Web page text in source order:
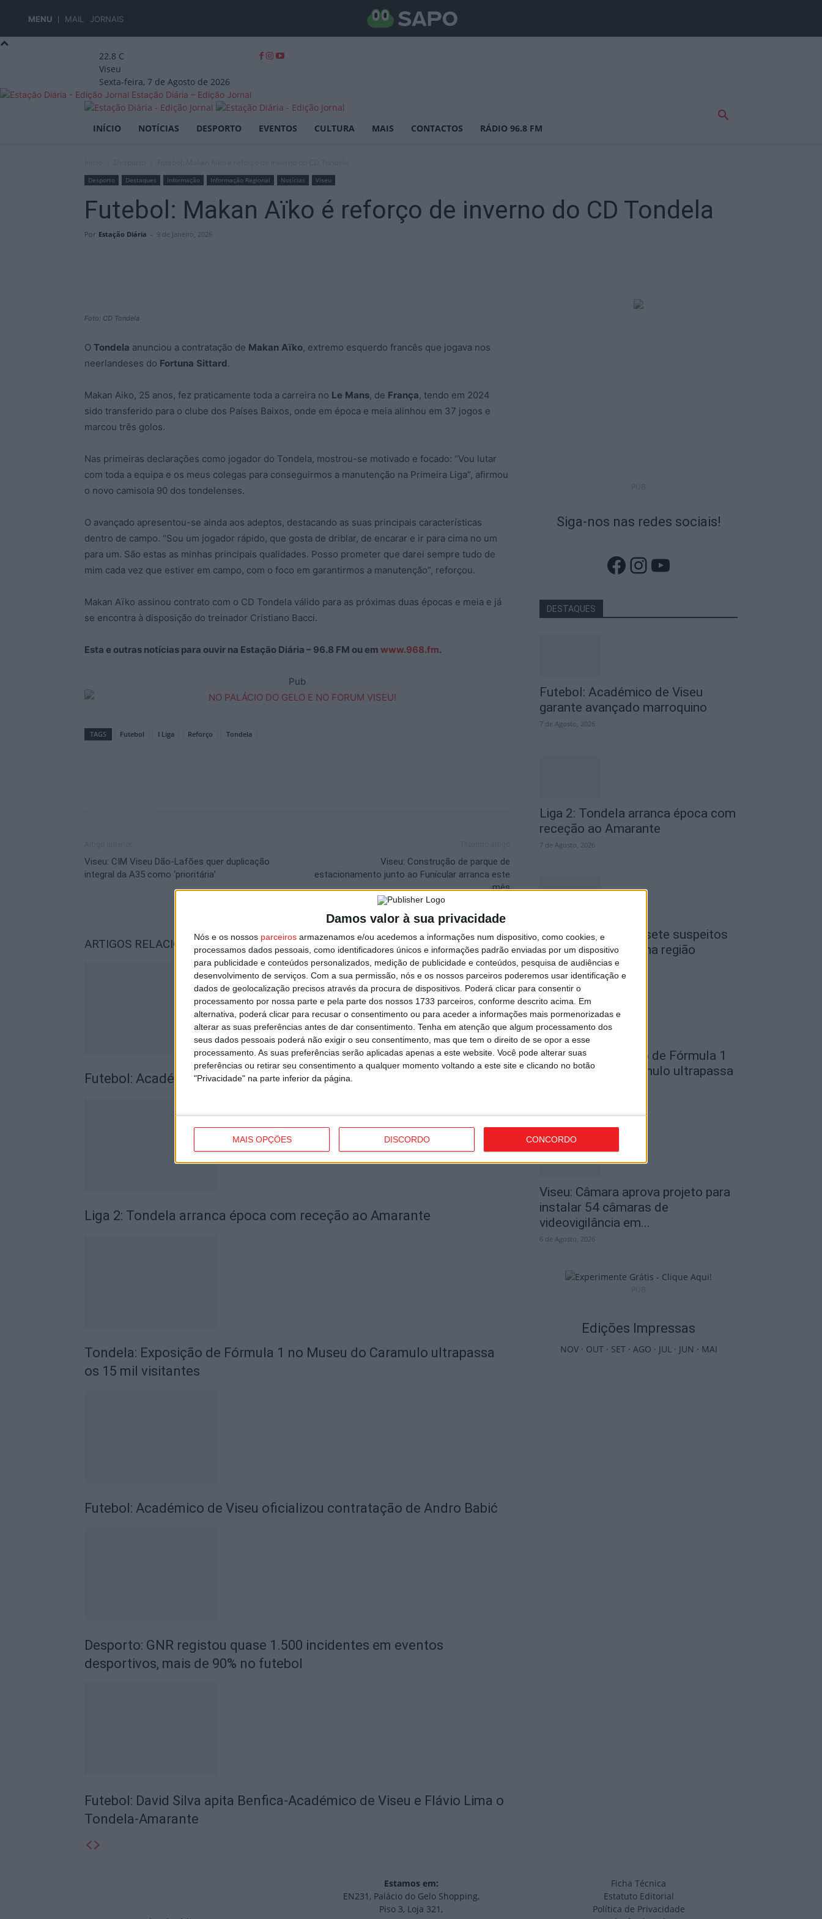
Damos valor à sua privacidade
Nós e os nossos parceiros armazenamos e/ou acedemos a informações num dispositivo, como cookies, e
processamos dados pessoais, como identificadores únicos e informações padrão enviadas por um dispositivo
para publicidade e conteúdos personalizados, medição de publicidade e conteúdos, pesquisa de audiências e
desenvolvimento de serviços. Com a sua permissão, nós e os nossos parceiros poderemos usar identificação e
dados de geolocalização precisos através da procura de dispositivos. Poderá clicar para consentir o
processamento por nossa parte e pela parte dos nossos 1733 parceiros, conforme descrito acima. Em
alternativa, poderá clicar para recusar o consentimento ou para aceder a informações mais pormenorizadas e
alterar as suas preferências antes de dar consentimento. Tenha em atenção que algum processamento dos
seus dados pessoais poderá não exigir o seu consentimento, mas que tem o direito de se opor a esse
processamento. As suas preferências serão aplicadas apenas a este website. Você pode alterar suas
preferências ou retirar seu consentimento a qualquer momento voltando a este site e clicando no botão
"Privacidade" na parte inferior da página.
MAIS OPÇÕES DISCORDO CONCORDO
MENU MAIL JORNAIS
22.8 C
Viseu
Sexta-feira, 7 de Agosto de 2026
Estação Diária – Edição Jornal
INÍCIO NOTÍCIAS DESPORTO EVENTOS CULTURA MAIS CONTACTOS RÁDIO 96.8 FM
Desporto Destaques Informação Informação Regional Notícias Viseu
Futebol: Makan Aïko é reforço de inverno do CD Tondela
Por Estação Diária - 9 de Janeiro, 2026
Foto: CD Tondela
O Tondela anunciou a contratação de Makan Aïko, extremo esquerdo francês que jogava nos
neerlandeses do Fortuna Sittard.
Makan Aiko, 25 anos, fez praticamente toda a carreira no Le Mans, de França, tendo em 2024
sido transferido para o clube dos Países Baixos, onde em época e meia alinhou em 37 jogos e
marcou três golos.
Nas primeiras declarações como jogador do Tondela, mostrou-se motivado e focado: “Vou lutar
com toda a equipa e os meus colegas para conseguirmos a manutenção na Primeira Liga”, afirmou
o novo camisola 90 dos tondelenses.
O avançado apresentou-se ainda aos adeptos, destacando as suas principais características
dentro de campo. “Sou um jogador rápido, que gosta de driblar, de encarar e ir para cima no um
para um. São estas as minhas principais qualidades. Posso prometer que darei sempre tudo de
mim cada vez que estiver em campo, com o foco em garantirmos a manutenção”, reforçou.
Makan Aïko assinou contrato com o CD Tondela válido para as próximas duas épocas e meia e já
se encontra à disposição do treinador Cristiano Bacci.
Esta e outras notícias para ouvir na Estação Diária – 96.8 FM ou em www.968.fm.
Pub
TAGS Futebol I Liga Reforço Tondela
Viseu: CIM Viseu Dão-Lafões quer duplicação
integral da A35 como ‘prioritária’
Viseu: Construção de parque de
estacionamento junto ao Funicular arranca este
mês
ARTIGOS RELACIONADOS Mais do autor
Futebol: Académico de Viseu garante avançado marroquino
Liga 2: Tondela arranca época com receção ao Amarante
Tondela: Exposição de Fórmula 1 no Museu do Caramulo ultrapassa
os 15 mil visitantes
Futebol: Académico de Viseu oficializou contratação de Andro Babić
Desporto: GNR registou quase 1.500 incidentes em eventos
desportivos, mais de 90% no futebol
Futebol: David Silva apita Benfica-Académico de Viseu e Flávio Lima o
Tondela-Amarante
Siga-nos nas redes sociais!
Facebook
Instagram
YouTube
DESTAQUES
Futebol: Académico de Viseu
garante avançado marroquino
7 de Agosto, 2026
Liga 2: Tondela arranca época com
receção ao Amarante
7 de Agosto, 2026
Viseu: GNR detém sete suspeitos
por furto de cobre na região
6 de Agosto, 2026
Tondela: Exposição de Fórmula 1
no Museu do Caramulo ultrapassa
Viseu: Câmara aprova projeto para
instalar 54 câmaras de
videovigilância em...
6 de Agosto, 2026
Edições Impressas
NOV· OUT· SET· AGO · JUL· JUN · MAI
Estamos em:
EN231, Palácio do Gelo Shopping,
Piso 3, Loja 321,
Ficha Técnica
Estatuto Editorial
Política de Privacidade